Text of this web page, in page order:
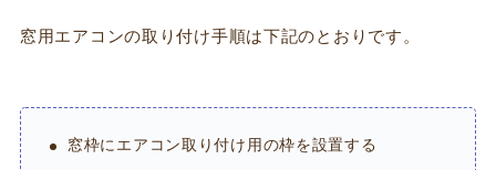
窓用エアコンの取り付け手順は下記のとおりです。
窓枠にエアコン取り付け用の枠を設置する